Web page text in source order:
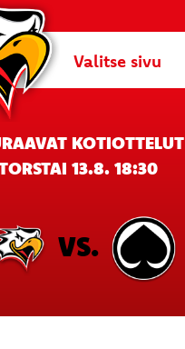
Valitse sivu
KOTIOTTELUT
13.8. 18:30
VS.